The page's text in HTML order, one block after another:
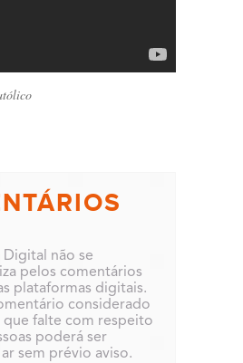
não se
pelos comentários
plataformas digitais.
considerado
que falte com respeito
poderá ser
sem prévio aviso.